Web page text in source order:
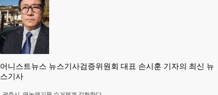
어니스트뉴스 뉴스기사검증위원회 대표 손시훈 기자의 최신 뉴
스기사